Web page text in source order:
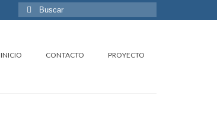
Buscar
por:
INICIO CONTACTO PROYECTO